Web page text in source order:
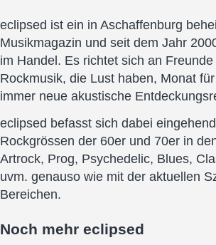
eclipsed ist ein in Aschaffenburg
Musikmagazin und seit dem Jahr
im Handel. Es richtet sich an
Rockmusik, die Lust haben, Monat
immer neue akustische
eclipsed befasst sich dabei
Rockgrössen der 60er und 70er in
Artrock, Prog, Psychedelic, Blues,
uvm. genauso wie mit der aktuellen
Bereichen.
Noch mehr eclipsed